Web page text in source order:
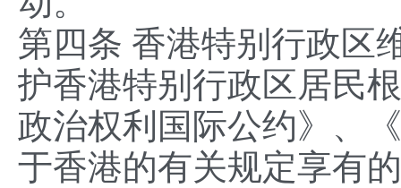
第四条 香港特别行政区
护香港特别行政区居民
政治权利国际公约》、
于香港的有关规定享有